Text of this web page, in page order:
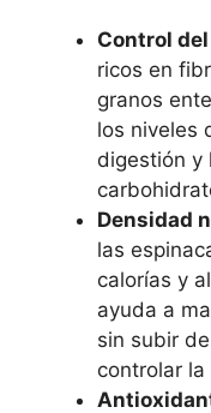
Control
ricos en
granos
los niveles
digestión y
Densidad
las
calorías y
ayuda a
sin subir
controlar